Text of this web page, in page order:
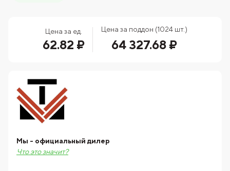
Цена за ед.
62.82 ₽
Цена за поддон (1024 шт.)
64 327.68 ₽
Мы - официальный дилер
Что это значит?